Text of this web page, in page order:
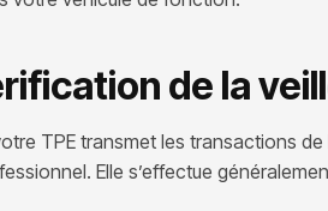
de la
TPE transmet les transactions
Elle s’effectue